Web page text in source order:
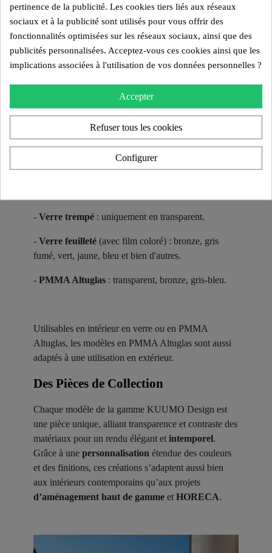
MW07 etMW08ainsi que des tables basses
assorties.
Les assises sont garnies d’une mousse haute
résilience et habillées de housses interchangeables,
disponibles en tissu 3D Runner ou en cuir végan
Soshagro, chacun décliné en plusieurs coloris.
Matériaux et Coloris des Parois ​
Les fauteuils et canapés KUUMO Design sont dotés
de parois en verre trempé ou en PMMA Altuglas,
avec plusieurs options de teintes :
- Verre trempé : uniquement en transparent.
- Verre feuilleté (avec film coloré) : bronze, gris
fumé, vert, jaune, bleu et bien d'autres.
- PMMA Altuglas : transparent, bronze, gris-bleu.
Utilisables en intérieur en verre ou en PMMA
Altuglas, les modèles en PMMA Altuglas sont aussi
adaptés à une utilisation en extérieur.
Des Pièces de Collection ​
Chaque modèle de la gamme KUUMO Design est
une pièce unique, alliant transparence et contraste des
matériaux pour un rendu élégant et intemporel.
Grâce à une personnalisation étendue des couleurs
et des finitions, ces créations s’adaptent aussi bien
aux intérieurs contemporains qu’aux projets
d’aménagement haut de gamme et HORECA.
pertinence de la publicité. Les cookies tiers liés aux réseaux
sociaux et à la publicité sont utilisés pour vous offrir des
fonctionnalités optimisées sur les réseaux sociaux, ainsi que des
publicités personnalisées. Acceptez-vous ces cookies ainsi que les
implications associées à l'utilisation de vos données personnelles ?
Accepter
Refuser tous les cookies
Configurer